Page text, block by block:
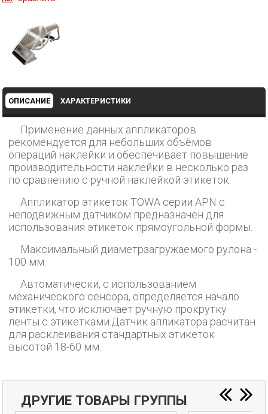
ОПИСАНИЕ ХАРАКТЕРИСТИКИ
Применение данных аппликаторов
рекомендуется для небольших объёмов
операций наклейки и обеспечивает повышение
производительности наклейки в несколько раз
по сравнению с ручной наклейкой этикеток.
Аппликатор этикеток TOWA серии APN c
неподвижным датчиком предназначен для
использования этикеток прямоугольной формы.
Максимальный диаметрзагружаемого рулона -
100 мм.
Автоматически, с использованием
механического сенсора, определяется начало
этикетки, что исключает ручную прокрутку
ленты с этикетками.Датчик апликатора расчитан
для расклеивания стандартных этикеток
высотой 18-60 мм.
ДРУГИЕ ТОВАРЫ ГРУППЫ